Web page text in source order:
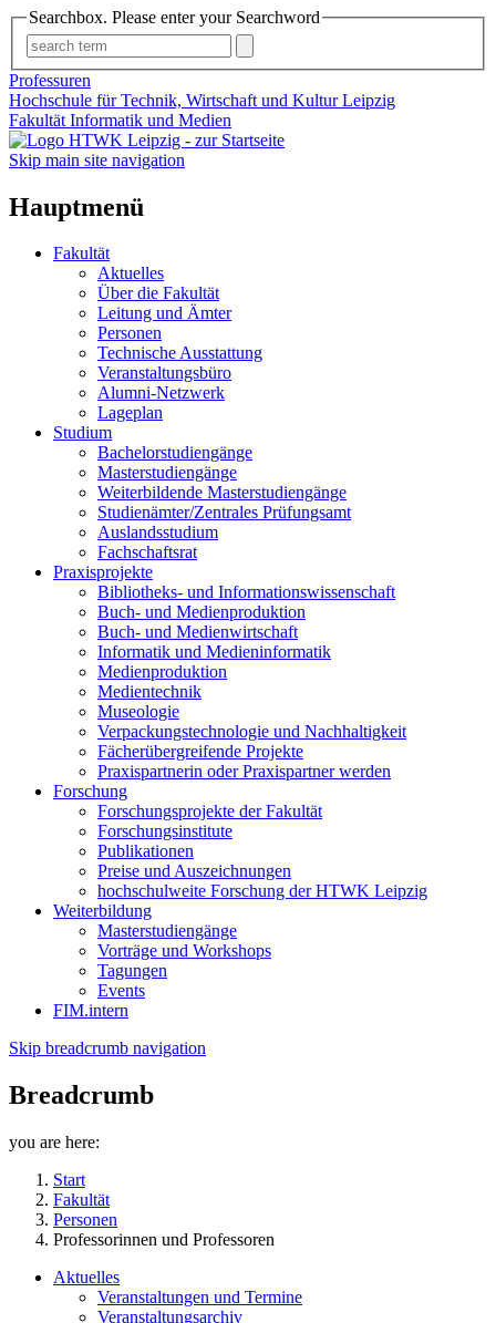
Searchbox. Please enter your Searchword
Professuren
Hochschule für Technik, Wirtschaft und Kultur Leipzig
Fakultät Informatik und Medien
Skip main site navigation
Hauptmenü
Fakultät
Aktuelles
Über die Fakultät
Leitung und Ämter
Personen
Technische Ausstattung
Veranstaltungsbüro
Alumni-Netzwerk
Lageplan
Studium
Bachelorstudiengänge
Masterstudiengänge
Weiterbildende Masterstudiengänge
Studienämter/Zentrales Prüfungsamt
Auslandsstudium
Fachschaftsrat
Praxisprojekte
Bibliotheks- und Informationswissenschaft
Buch- und Medienproduktion
Buch- und Medienwirtschaft
Informatik und Medieninformatik
Medienproduktion
Medientechnik
Museologie
Verpackungstechnologie und Nachhaltigkeit
Fächerübergreifende Projekte
Praxispartnerin oder Praxispartner werden
Forschung
Forschungsprojekte der Fakultät
Forschungsinstitute
Publikationen
Preise und Auszeichnungen
hochschulweite Forschung der HTWK Leipzig
Weiterbildung
Masterstudiengänge
Vorträge und Workshops
Tagungen
Events
FIM.intern
Skip breadcrumb navigation
Breadcrumb
you are here:
Start
Fakultät
Personen
Professorinnen und Professoren
Aktuelles
Veranstaltungen und Termine
Veranstaltungsarchiv